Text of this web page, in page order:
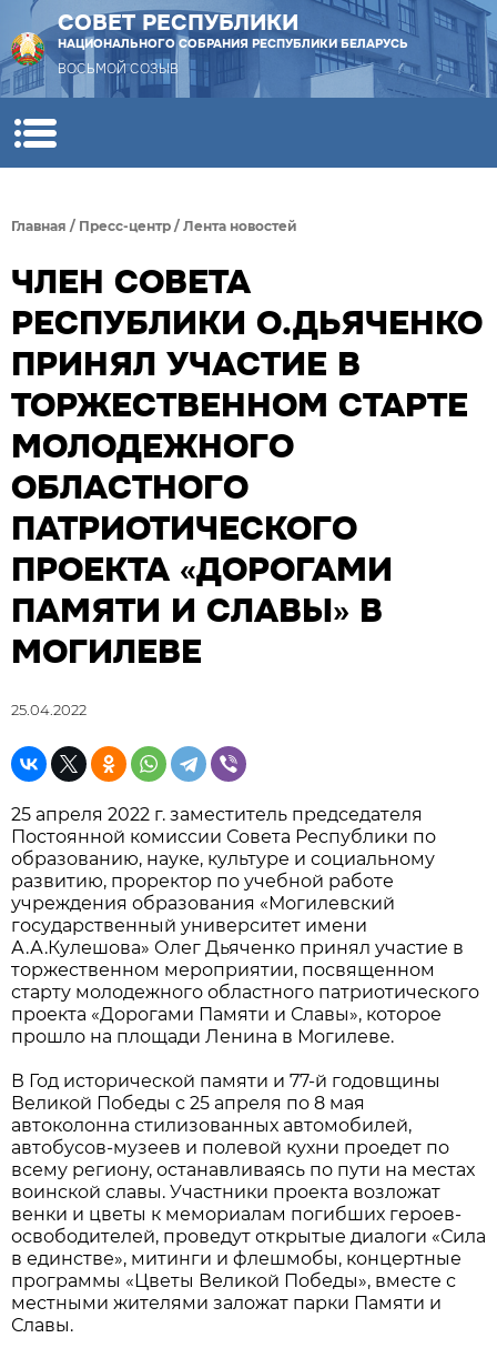
СОВЕТ РЕСПУБЛИКИ
НАЦИОНАЛЬНОГО СОБРАНИЯ РЕСПУБЛИКИ БЕЛАРУСЬ
ВОСЬМОЙ СОЗЫВ
Главная / Пресс-центр / Лента новостей
ЧЛЕН СОВЕТА
РЕСПУБЛИКИ О.ДЬЯЧЕНКО
ПРИНЯЛ УЧАСТИЕ В
ТОРЖЕСТВЕННОМ СТАРТЕ
МОЛОДЕЖНОГО
ОБЛАСТНОГО
ПАТРИОТИЧЕСКОГО
ПРОЕКТА «ДОРОГАМИ
ПАМЯТИ И СЛАВЫ» В
МОГИЛЕВЕ
25.04.2022
25 апреля 2022 г. заместитель председателя
Постоянной комиссии Совета Республики по
образованию, науке, культуре и социальному
развитию, проректор по учебной работе
учреждения образования «Могилевский
государственный университет имени
А.А.Кулешова» Олег Дьяченко принял участие в
торжественном мероприятии, посвященном
старту молодежного областного патриотического
проекта «Дорогами Памяти и Славы», которое
прошло на площади Ленина в Могилеве.
В Год исторической памяти и 77-й годовщины
Великой Победы с 25 апреля по 8 мая
автоколонна стилизованных автомобилей,
автобусов-музеев и полевой кухни проедет по
всему региону, останавливаясь по пути на местах
воинской славы. Участники проекта возложат
венки и цветы к мемориалам погибших героев-
освободителей, проведут открытые диалоги «Сила
в единстве», митинги и флешмобы, концертные
программы «Цветы Великой Победы», вместе с
местными жителями заложат парки Памяти и
Славы.